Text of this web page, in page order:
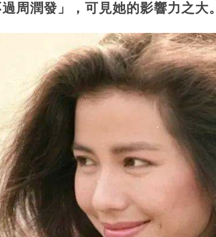
周潤發」，可見她的影響力之大。